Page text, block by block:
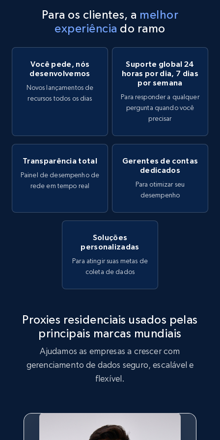
Para os clientes, a melhor
experiência do ramo
Você pede, nós
desenvolvemos
Novos lançamentos de
recursos todos os dias
Suporte global 24
horas por dia, 7 dias
por semana
Para responder a qualquer
pergunta quando você
precisar
Transparência total
Painel de desempenho de
rede em tempo real
Gerentes de contas
dedicados
Para otimizar seu
desempenho
Soluções
personalizadas
Para atingir suas metas de
coleta de dados
Proxies residenciais usados pelas
principais marcas mundiais
Ajudamos as empresas a crescer com
gerenciamento de dados seguro, escalável e
flexível.